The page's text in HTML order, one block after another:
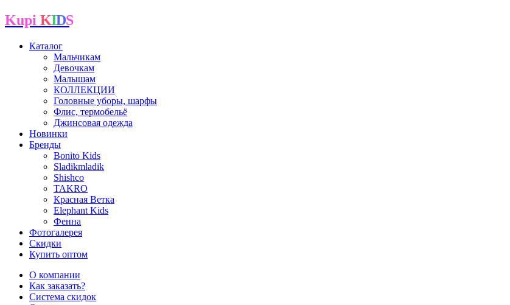
Kupi K I D S
Каталог
Мальчикам
Девочкам
Малышам
КОЛЛЕКЦИИ
Головные уборы, шарфы
Флис, термобельё
Джинсовая одежда
Новинки
Бренды
Bonito Kids
Sladikmladik
Shishco
TAKRO
Красная Ветка
Elephant Kids
Фенна
Фотогалерея
Скидки
Купить оптом
О компании
Как заказать?
Система скидок